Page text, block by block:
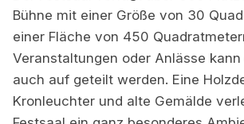
Bühne mit einer Größe von 30
einer Fläche von 450
Veranstaltungen oder Anlässe kann
auch auf geteilt werden. Eine
Kronleuchter und alte Gemälde